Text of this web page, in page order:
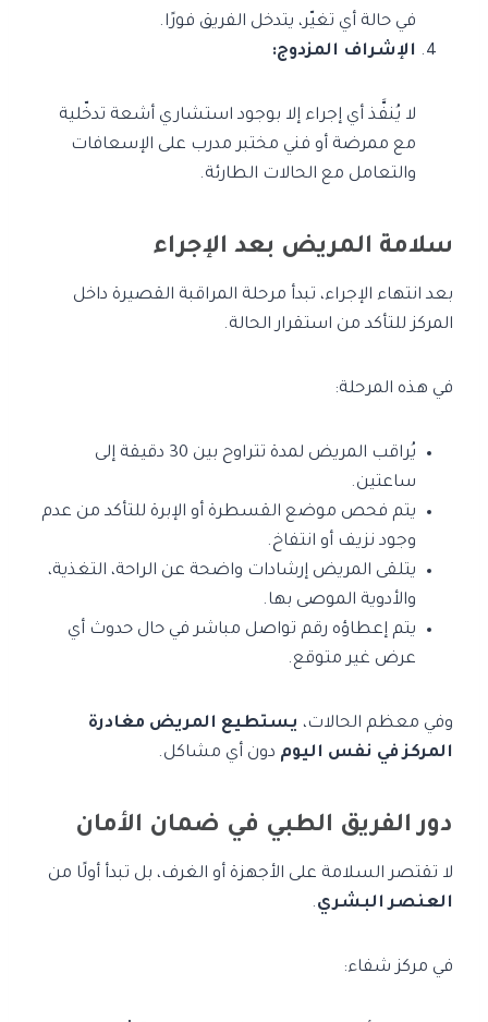
في حالة أي تغيّر، يتدخل الفريق فورًا.
الإشراف المزدوج:
لا يُنفَّذ أي إجراء إلا بوجود استشاري أشعة تدخّلية
مع ممرضة أو فني مختبر مدرب على الإسعافات
والتعامل مع الحالات الطارئة.
سلامة المريض بعد الإجراء
بعد انتهاء الإجراء، تبدأ مرحلة المراقبة القصيرة داخل
المركز للتأكد من استقرار الحالة.
في هذه المرحلة:
يُراقب المريض لمدة تتراوح بين 30 دقيقة إلى
ساعتين.
يتم فحص موضع القسطرة أو الإبرة للتأكد من عدم
وجود نزيف أو انتفاخ.
يتلقى المريض إرشادات واضحة عن الراحة، التغذية،
والأدوية الموصى بها.
يتم إعطاؤه رقم تواصل مباشر في حال حدوث أي
عرض غير متوقع.
وفي معظم الحالات، يستطيع المريض مغادرة
المركز في نفس اليوم دون أي مشاكل.
دور الفريق الطبي في ضمان الأمان
لا تقتصر السلامة على الأجهزة أو الغرف، بل تبدأ أولًا من
العنصر البشري.
في مركز شفاء: